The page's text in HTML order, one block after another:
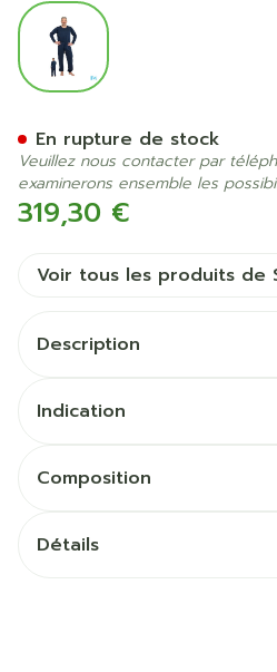
View larger image
319,30 €
En rupture de stock
Veuillez nous contacter par
examinerons ensemble les
Voir tous les produits de
Description
Indication
Composition
Détails